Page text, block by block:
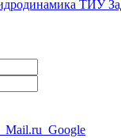
Mail.ru Google